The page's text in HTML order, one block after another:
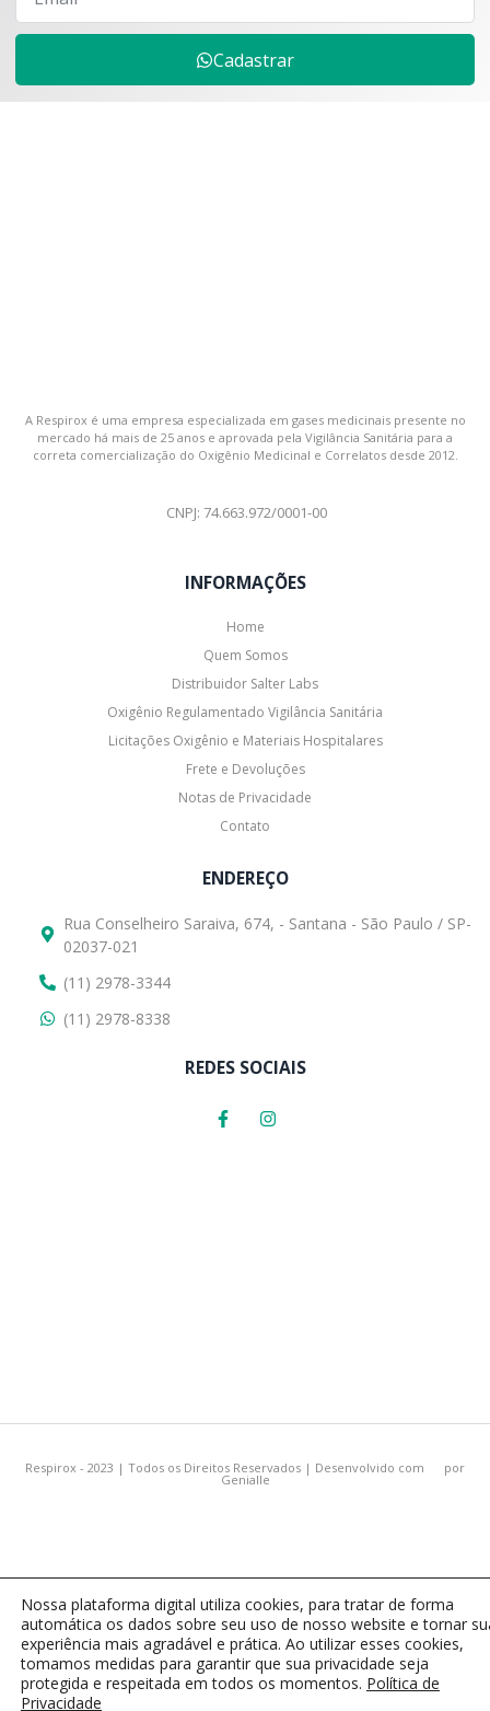
Cadastrar
A Respirox é uma empresa especializada em gases medicinais presente no
mercado há mais de 25 anos e aprovada pela Vigilância Sanitária para a
correta comercialização do Oxigênio Medicinal e Correlatos desde 2012.
CNPJ: 74.663.972/0001-00
INFORMAÇÕES
Home
Quem Somos
Distribuidor Salter Labs
Oxigênio Regulamentado Vigilância Sanitária
Licitações Oxigênio e Materiais Hospitalares
Frete e Devoluções
Notas de Privacidade
Contato
ENDEREÇO
Rua Conselheiro Saraiva, 674, - Santana - São Paulo / SP-
02037-021
(11) 2978-3344
(11) 2978-8338
REDES SOCIAIS
Respirox - 2023 | Todos os Direitos Reservados | Desenvolvido com por
Genialle
Nossa plataforma digital utiliza cookies, para tratar de forma
automática os dados sobre seu uso de nosso website e tornar
experiência mais agradável e prática. Ao utilizar esses cookies,
tomamos medidas para garantir que sua privacidade seja
protegida e respeitada em todos os momentos. Política de
Privacidade